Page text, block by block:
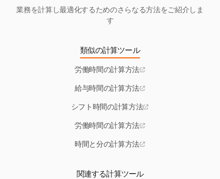
業務を計算し最適化するためのさらなる方法をご紹介しま
す
類似の計算ツール
労働時間の計算方法
給与時間の計算方法
シフト時間の計算方法
労働時間の計算方法
時間と分の計算方法
関連する計算ツール